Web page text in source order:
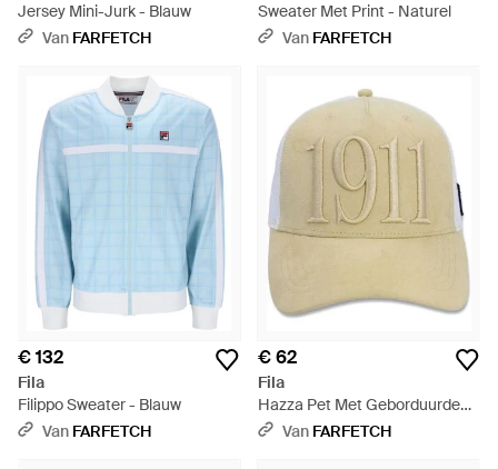
Jersey Mini-Jurk - Blauw
Van FARFETCH
Sweater Met Print - Naturel
Van FARFETCH
€ 132
Fila
Filippo Sweater - Blauw
Van FARFETCH
€ 62
Fila
Hazza Pet Met Geborduurde
Mesh - Naturel
Van FARFETCH